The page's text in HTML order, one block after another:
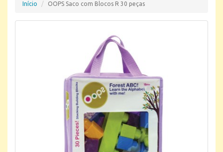
Início OOPS Saco com Blocos R 30 peças